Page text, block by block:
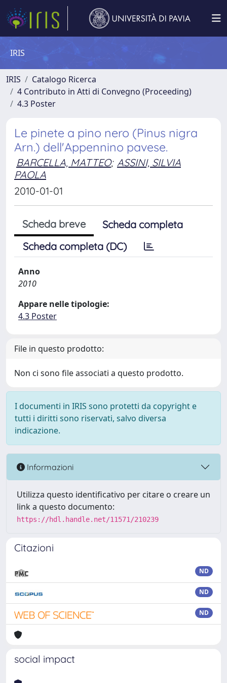
IRIS
IRIS
Catalogo Ricerca
4 Contributo in Atti di Convegno (Proceeding)
4.3 Poster
Le pinete a pino nero (Pinus nigra
Arn.) dell'Appennino pavese.
BARCELLA, MATTEO; ASSINI, SILVIA
PAOLA
2010-01-01
Scheda breve
Scheda completa
Scheda completa (DC)
Anno
2010
Appare nelle tipologie:
4.3 Poster
File in questo prodotto:
Non ci sono file associati a questo prodotto.
I documenti in IRIS sono protetti da copyright e
tutti i diritti sono riservati, salvo diversa
indicazione.
Informazioni
Utilizza questo identificativo per citare o creare un
link a questo documento:
https://hdl.handle.net/11571/210239
Citazioni
ND
ND
ND
social impact